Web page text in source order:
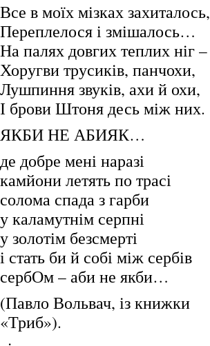
Все в моїх мізках захиталось,
Переплелося і змішалось…
На палях довгих теплих ніг –
Хоругви трусиків, панчохи,
Лушпиння звуків, ахи й охи,
І брови Штоня десь між них.
ЯКБИ НЕ АБИЯК…
де добре мені наразі
камйони летять по трасі
солома спада з гарби
у каламутнім серпні
у золотім безсмерті
і стать би й собі між сербів
сербОм – аби не якби…
(Павло Вольвач, із книжки
«Триб»).